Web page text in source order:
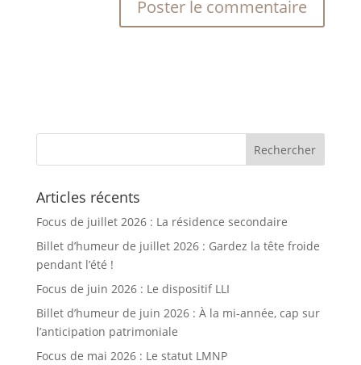
Articles récents
Focus de juillet 2026 : La résidence secondaire
Billet d’humeur de juillet 2026 : Gardez la tête froide
pendant l’été !
Focus de juin 2026 : Le dispositif LLI
Billet d’humeur de juin 2026 : À la mi-année, cap sur
l’anticipation patrimoniale
Focus de mai 2026 : Le statut LMNP